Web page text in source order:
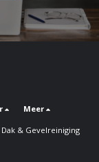
Meer
Dak & Gevelreiniging